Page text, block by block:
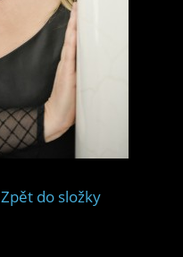
Zpět do složky